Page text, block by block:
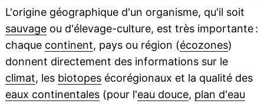
L'origine géographique d'un organisme, qu'il soit
sauvageou d'élevage-culture, est très importante :
chaque continent, pays ou région (écozones)
donnent directement des informations sur le
climat, les biotopesécorégionaux et la qualité des
eaux continentales(pour l'eau douce, plan d'eau